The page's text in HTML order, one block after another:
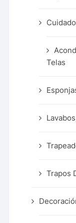
Telas
Trapos